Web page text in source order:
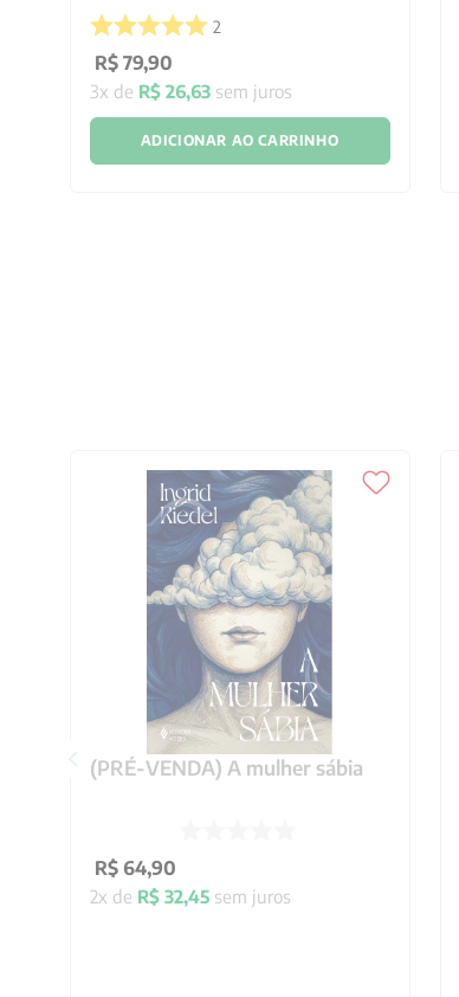
2
R$ 79,90
3x de R$ 26,63sem juros
ADICIONAR AO CARRINHO
(PRÉ-VENDA) A mulher sábia
R$ 64,90
2x de R$ 32,45sem juros